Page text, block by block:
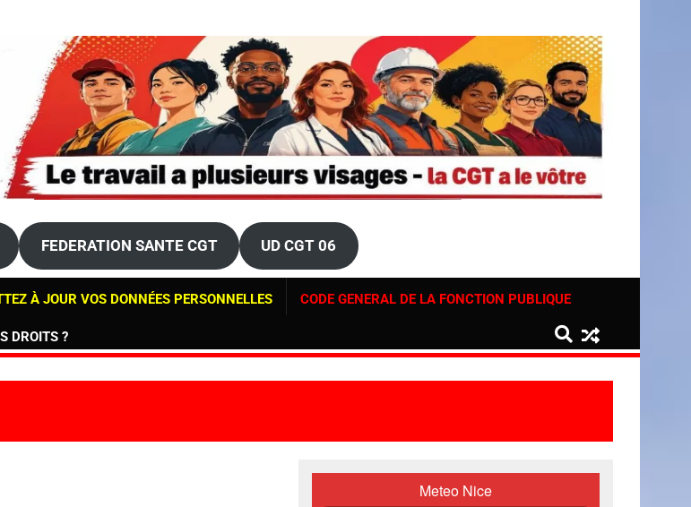
FEDERATION SANTE CGT UD CGT 06
À JOUR VOS DONNÉES PERSONNELLES CODE GENERAL DE LA FONCTION PUBLIQUE
DROITS ?